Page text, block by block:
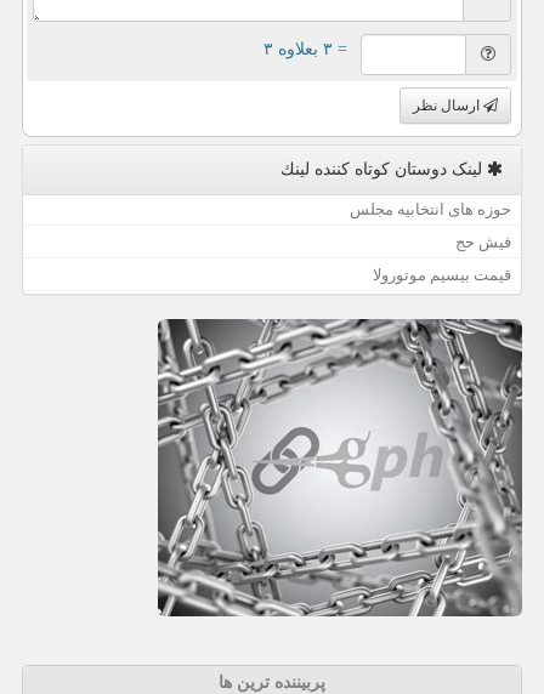
= ۳ بعلاوه ۳
ارسال نظر
لینک دوستان كوتاه كننده لینك
حوزه های انتخابیه مجلس
فیش حج
قیمت بیسیم موتورولا
پربیننده ترین ها